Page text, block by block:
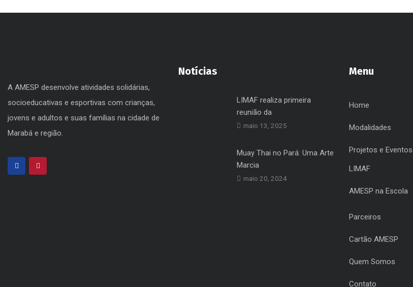
A AMESP desenvolve atividades solidárias,
socioeducativas e esportivas com crianças,
jovens e adultos e suas famílias na cidade de
Marabá e região.
Notícias
LIMAF realiza primeira
reunião da
maio 13, 2025
Muay Thai no Pará: Uma Arte
Marcia
maio 20, 2024
Menu
Home
Modalidades
Projetos e Eventos
LIMAF
AMESP na Escola
Parceiros
Cartão AMESP
Quem Somos
Contato